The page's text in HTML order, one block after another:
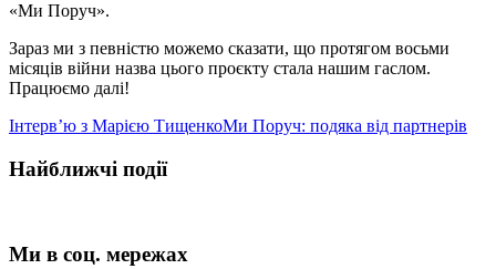
«Ми Поруч».
Зараз ми з певністю можемо сказати, що протягом восьми
місяців війни назва цього проєкту стала нашим гаслом.
Працюємо далі!
Інтерв’ю з Марією ТищенкоМи Поруч: подяка від партнерів
Найближчі події
Ми в соц. мережах